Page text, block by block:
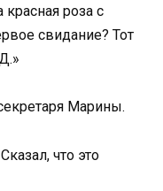
роза с
свидание? Тот
Марины.
что это